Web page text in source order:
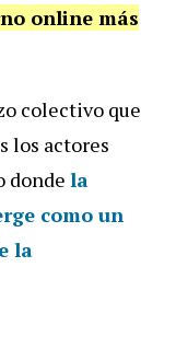
online más
colectivo que
los actores
donde la
como un
la